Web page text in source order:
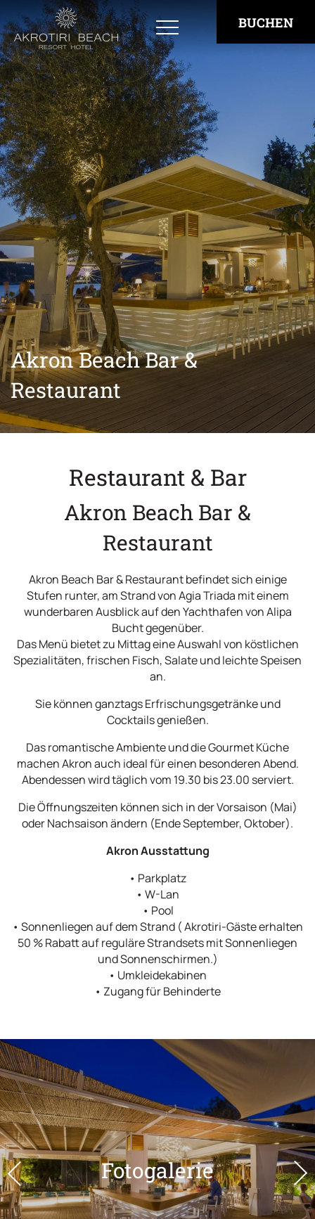
Zimmerübersicht
Bay View Rooms
Superior East Side Rooms - Open Sea View
Superior West Side Rooms - Bay View
Private Deck Rooms with Jacuzzi
Family Rooms
“Panorama” Suite
Restaurants und Bars
Erlebnisse
Spezialangebote
Ort
Fotogalerie
Kontakt
BUCHEN
Akron Beach Bar &
Restaurant
Restaurant & Bar
Akron Beach Bar &
Restaurant
Akron Beach Bar & Restaurant befindet sich einige
Stufen runter, am Strand von Agia Triada mit einem
wunderbaren Ausblick auf den Yachthafen von Alipa
Bucht gegenüber.
Das Menü bietet zu Mittag eine Auswahl von köstlichen
Spezialitäten, frischen Fisch, Salate und leichte Speisen
an.
Sie können ganztags Erfrischungsgetränke und
Cocktails genießen.
Das romantische Ambiente und die Gourmet Küche
machen Akron auch ideal für einen besonderen Abend.
Abendessen wird täglich vom 19.30 bis 23.00 serviert.
Die Öffnungszeiten können sich in der Vorsaison (Mai)
oder Nachsaison ändern (Ende September, Oktober).
Akron Ausstattung
• Parkplatz
• W-Lan
• Pool
• Sonnenliegen auf dem Strand ( Akrotiri-Gäste erhalten
50 % Rabatt auf reguläre Strandsets mit Sonnenliegen
und Sonnenschirmen.)
• Umkleidekabinen
• Zugang für Behinderte
Fotogalerie